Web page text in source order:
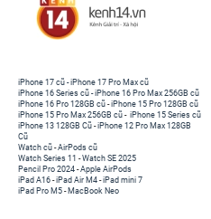
iPhone 17 cũ -iPhone 17 Pro Max cũ
iPhone 16 Series cũ - iPhone 16 Pro Max 256GB cũ
iPhone 16 Pro 128GB cũ -iPhone 15 Pro 128GB cũ
iPhone 15 Pro Max 256GB cũ - iPhone 15 Series cũ
iPhone 13 128GB Cũ -iPhone 12 Pro Max 128GB
Cũ
Watch cũ -AirPods cũ
Watch Series 11 -Watch SE 2025
Pencil Pro 2024 -Apple AirPods
iPad A16 -iPad Air M4 -iPad mini 7
iPad Pro M5 - MacBook Neo